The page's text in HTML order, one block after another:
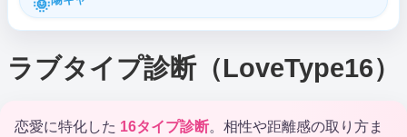
🌞
ラブタイプ診断（LoveType16）
恋愛に特化した 16タイプ診断。相性や距離感の取り方ま